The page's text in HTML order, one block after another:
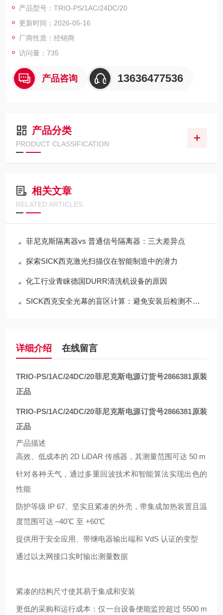
产品型号：TRIO-PS/1AC/24DC/20
更新时间：2026-05-16
厂商性质：经销商
访问量：735
产品咨询 13636477536
产品分类
PRODUCT CLASSIFICATION
相关文章
RELATED ARTICLES
菲尼克斯隔离器vs 普通信号隔离器：三大差异点
探索SICK西克激光扫描仪在智能制造中的潜力
化工行业青睐德国DURR清洗机设备的原因
SICK西克安全光幕的盲区计算：避免安装后检测不到手指
详细介绍 在线留言
TRIO-PS/1AC/24DC/20菲尼克斯电源订货号2866381原装
正品
TRIO-PS/1AC/24DC/20菲尼克斯电源订货号2866381原装
正品
产品描述
高效、低成本的 2D LiDAR 传感器，其测量范围可达 50 m
针对各种天气，通过多重回波技术和智能算法实现出色的
性能
防护等级 IP 67、坚实且紧凑的外壳，带集成加热装置且温
度范围可达 –40℃ 至 +60℃
提供用于安全应用、带继电器输出端和 VdS 认证的变型
通过以太网接口实时输出测量数据
紧凑的结构尺寸使其易于集成和安装
更低的采购和运行成本：仅一台设备便能监控超过 5500 m